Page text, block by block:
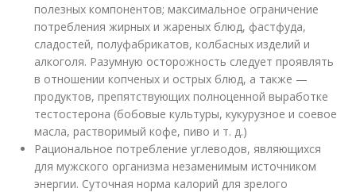
полезных компонентов; максимальное ограничение
потребления жирных и жареных блюд, фастфуда,
сладостей, полуфабрикатов, колбасных изделий и
алкоголя. Разумную осторожность следует проявлять
в отношении копченых и острых блюд, а также —
продуктов, препятствующих полноценной выработке
тестостерона (бобовые культуры, кукурузное и соевое
масла, растворимый кофе, пиво и т. д.)
Рациональное потребление углеводов, являющихся
для мужского организма незаменимым источником
энергии. Суточная норма калорий для зрелого